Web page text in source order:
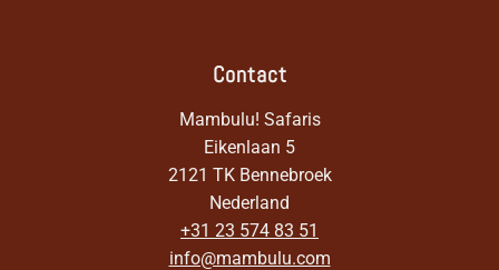
Contact
Mambulu! Safaris
Eikenlaan 5
2121 TK Bennebroek
Nederland
+31 23 574 83 51
info@mambulu.com